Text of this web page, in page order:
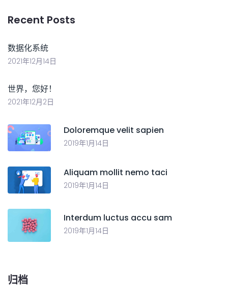
Recent Posts
数据化系统
2021年12月14日
世界，您好！
2021年12月2日
Doloremque velit sapien
2019年1月14日
Aliquam mollit nemo taci
2019年1月14日
Interdum luctus accu sam
2019年1月14日
归档